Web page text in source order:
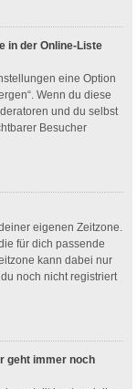
in der Online-Liste
eine Option
Wenn du diese
und du selbst
Besucher
eigenen Zeitzone.
für dich passende
kann dabei nur
noch nicht registriert
geht immer noch